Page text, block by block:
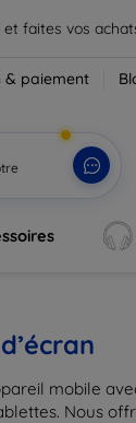
et faites vos
& paiement
mobile
Nous